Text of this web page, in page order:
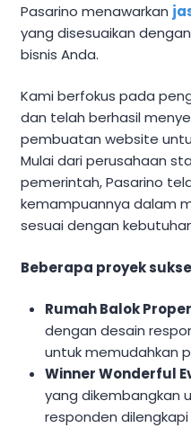
Pasarino menawarkan
yang disesuaikan
bisnis Anda.
Kami berfokus pada
dan telah berhasil
pembuatan website
Mulai dari perusahaan
pemerintah, Pasarino
kemampuannya dalam
sesuai dengan
Beberapa proyek
Rumah Balok
dengan desain
untuk memudahkan
Winner Wonderful
yang dikembangkan
responden